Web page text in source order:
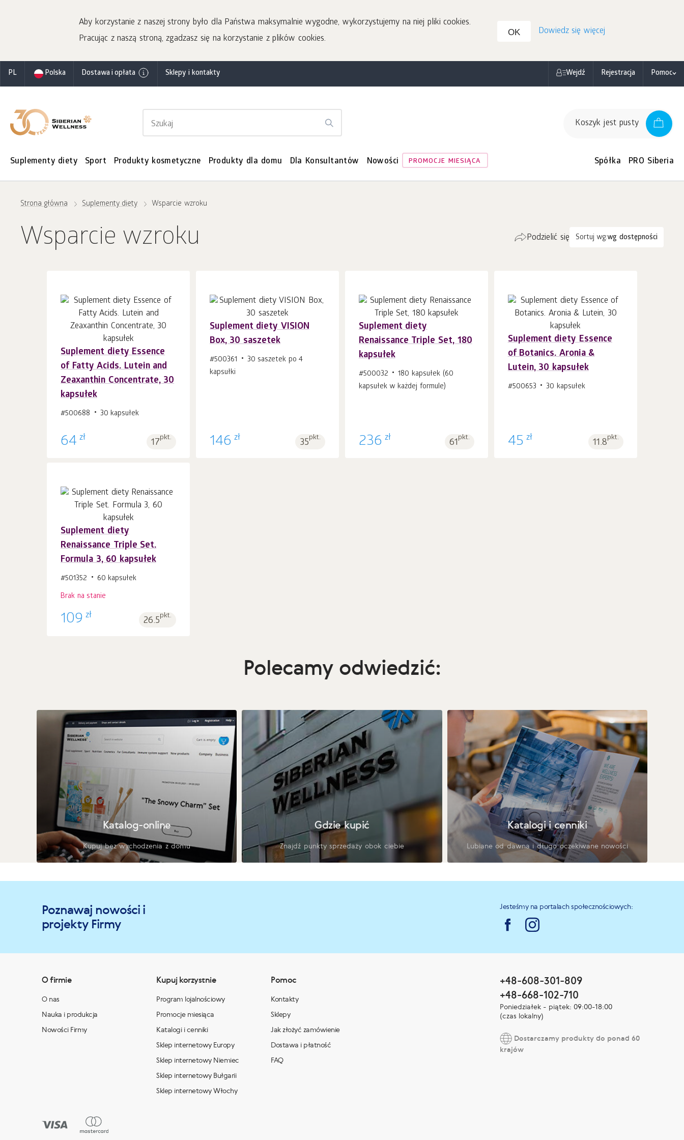
Aby korzystanie z naszej strony było dla Państwa maksymalnie wygodne, wykorzystujemy na niej pliki cookies.
Pracując z naszą stroną, zgadzasz się na korzystanie z plików cookies.
OK Dowiedz się więcej
PL Polska Dostawa i opłata Sklepy i kontakty Wejdź Rejestracja Pomoc
Koszyk jest pusty
Suplementy diety Sport Produkty kosmetyczne Produkty dla domu Dla Konsultantów Nowości PROMOCJE MIESIĄCA Spółka PRO Siberia
Strona główna Suplementy diety Wsparcie wzroku
Wsparcie wzroku Sortuj wg:wg dostępności
Podzielić się
Suplement diety Essence
of Fatty Acids. Lutein and
Zeaxanthin Concentrate, 30
kapsułek
#500688 30 kapsułek
64 zł 17pkt.
Do koszyka 1 szt.
Suplement diety VISION
Box, 30 saszetek
#500361
30 saszetek po 4
kapsułki
146 zł 35pkt.
Suplement diety
Renaissance Triple Set, 180
kapsułek
#500032
180 kapsułek (60
kapsułek w każdej formule)
236 zł 61pkt.
Do koszyka 1
Suplement diety Essence
of Botanics. Aronia &
Lutein, 30 kapsułek
#500653 30 kapsułek
45 zł 11.8pkt.
Do koszyka 1szt.
Suplement diety
Renaissance Triple Set.
Formula 3, 60 kapsułek
#501352 60 kapsułek
Brak na stanie
109 zł 26.5pkt.
Polecamy odwiedzić:
Katalog-online
Kupuj bez wychodzenia z domu
Gdzie kupić
Znajdź punkty sprzedaży obok ciebie
Katalogi i cenniki
Lubiane od dawna i długo oczekiwane nowości
Poznawaj nowości i
projekty Firmy
Jesteśmy na portalach społecznościowych:
O firmie
O nas
Nauka i produkcja
Nowości Firmy
Kupuj korzystnie
Program lojalnościowy
Promocje miesiąca
Katalogi i cenniki
Sklep internetowy Europy
Sklep internetowy Niemiec
Sklep internetowy Bułgarii
Sklep internetowy Włochy
Pomoc
Kontakty
Sklepy
Jak złożyć zamówienie
Dostawa i płatność
FAQ
+48-608-301-809
+48-668-102-710
Poniedziałek - piątek: 09:00-18:00
(czas lokalny)
Dostarczamy produkty do ponad 60
krajów